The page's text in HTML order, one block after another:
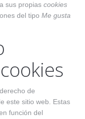
sus propias cookies
del tipo Me gusta
de
este sitio web. Estas
función del